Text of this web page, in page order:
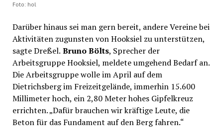
Foto: hol
Darüber hinaus sei man gern bereit, andere Vereine bei
Aktivitäten zugunsten von Hooksiel zu unterstützen,
sagte Dreßel. Bruno Bölts, Sprecher der
Arbeitsgruppe Hooksiel, meldete umgehend Bedarf an.
Die Arbeitsgruppe wolle im April auf dem
Dietrichsberg im Freizeitgelände, immerhin 15.600
Millimeter hoch, ein 2,80 Meter hohes Gipfelkreuz
errichten. „Dafür brauchen wir kräftige Leute, die
Beton für das Fundament auf den Berg fahren.“